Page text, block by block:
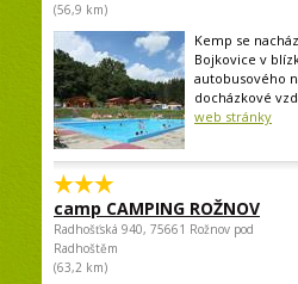
(56,9 km)
Kemp se
Bojkovice v
autobusového
docházkové
web stránky
camp CAMPING ROŽNOV
Radhošťská 940, 75661 Rožnov pod
Radhoštěm
(63,2 km)